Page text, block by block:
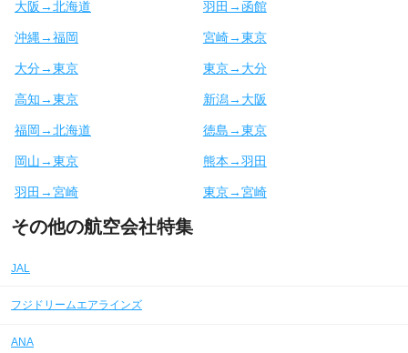
大阪→北海道 羽田→函館
沖縄→福岡 宮崎→東京
大分→東京 東京→大分
高知→東京 新潟→大阪
福岡→北海道 徳島→東京
岡山→東京 熊本→羽田
羽田→宮崎 東京→宮崎
その他の航空会社特集
JAL
フジドリームエアラインズ
ANA